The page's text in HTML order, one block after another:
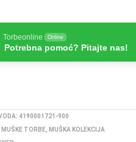
Torbeonline Online
Potrebna pomoć? Pitajte nas!
4190001721-900
MUŠKE TORBE
MUŠKA KOLEKCIJA